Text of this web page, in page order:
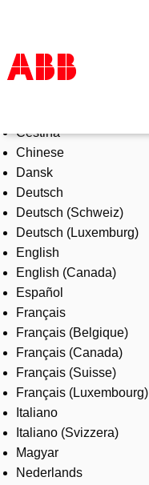
Products & Solutions
Industries
Services
About us
Where to buy
Contact us
Careers
Čeština
Chinese
Dansk
Deutsch
Deutsch (Schweiz)
Deutsch (Luxemburg)
English
English (Canada)
Español
Français
Français (Belgique)
Français (Canada)
Français (Suisse)
Français (Luxembourg)
Italiano
Italiano (Svizzera)
Magyar
Nederlands